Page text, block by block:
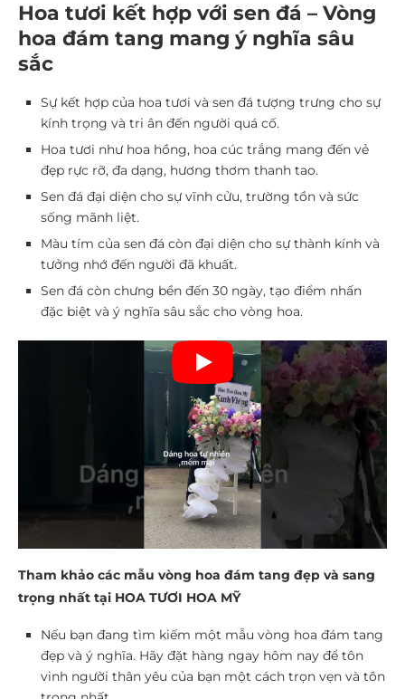
Hoa tươi kết hợp với sen đá – Vòng
hoa đám tang mang ý nghĩa sâu
sắc
Sự kết hợp của hoa tươi và sen đá tượng trưng cho sự
kính trọng và tri ân đến người quá cố.
Hoa tươi như hoa hồng, hoa cúc trắng mang đến vẻ
đẹp rực rỡ, đa dạng, hương thơm thanh tao.
Sen đá đại diện cho sự vĩnh cửu, trường tồn và sức
sống mãnh liệt.
Màu tím của sen đá còn đại diện cho sự thành kính và
tưởng nhớ đến người đã khuất.
Sen đá còn chưng bền đến 30 ngày, tạo điểm nhấn
đặc biệt và ý nghĩa sâu sắc cho vòng hoa.
Tham khảo các mẫu vòng hoa đám tang đẹp và sang
trọng nhất tại HOA TƯƠI HOA MỸ
Nếu bạn đang tìm kiếm một mẫu vòng hoa đám tang
đẹp và ý nghĩa. Hãy đặt hàng ngay hôm nay để tôn
vinh người thân yêu của bạn một cách trọn vẹn và tôn